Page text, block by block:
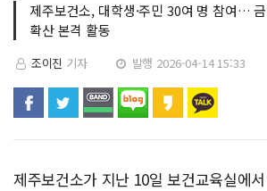
제주보건소, 대학생·주민 30여 명 참여…
확산 본격 활동
조이진 기자 발행 2026-04-14 15:33
제주보건소가 지난 10일 보건교육실에